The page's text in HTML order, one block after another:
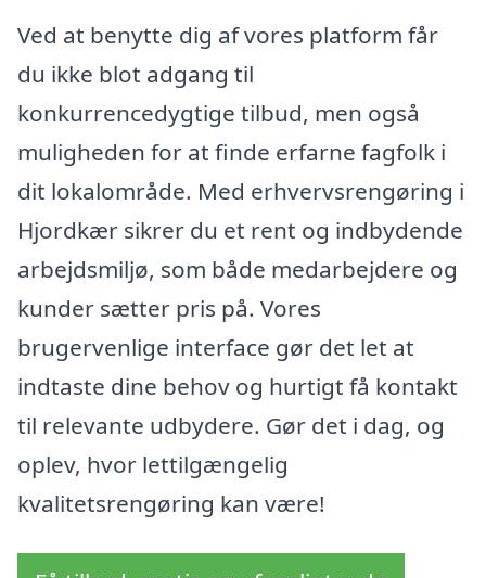
Ved at benytte dig af vores platform får
du ikke blot adgang til
konkurrencedygtige tilbud, men også
muligheden for at finde erfarne fagfolk i
dit lokalområde. Med erhvervsrengøring i
Hjordkær sikrer du et rent og indbydende
arbejdsmiljø, som både medarbejdere og
kunder sætter pris på. Vores
brugervenlige interface gør det let at
indtaste dine behov og hurtigt få kontakt
til relevante udbydere. Gør det i dag, og
oplev, hvor lettilgængelig
kvalitetsrengøring kan være!